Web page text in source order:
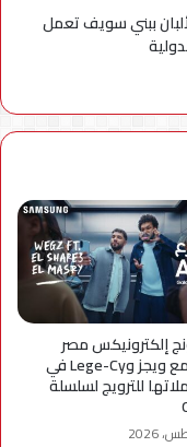
الألبان ببني سويف تعمل
إلكترونيكس مصر
تتعاون مع ويجز وLege-Cy في
للترويج لسلسلة